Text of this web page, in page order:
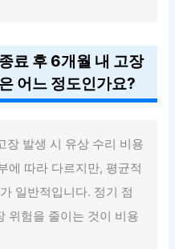
료 후 6개월 내 고장
어느 정도인가요?
장 발생 시 유상 수리 비용
에 따라 다르지만, 평균적
일반적입니다. 정기 점
위험을 줄이는 것이 비용